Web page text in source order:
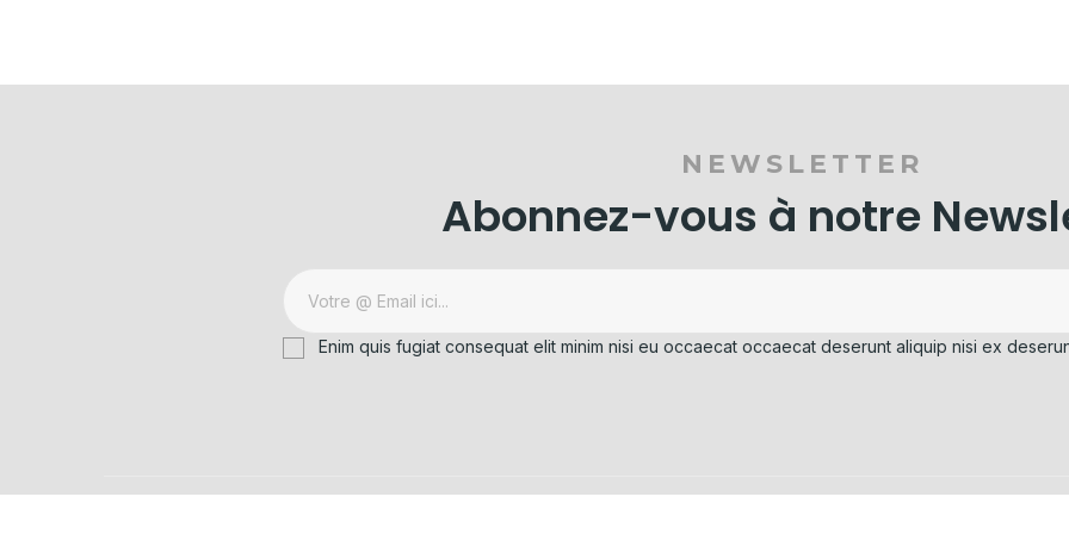
NEWSLETTER
Abonnez-vous à notre
Enim quis fugiat consequat elit minim nisi eu occaecat occaecat deserunt aliquip nisi ex